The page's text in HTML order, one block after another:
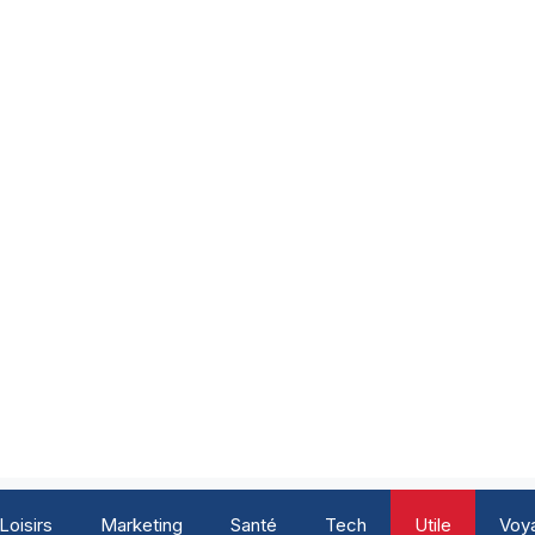
Loisirs Marketing Santé Tech Utile